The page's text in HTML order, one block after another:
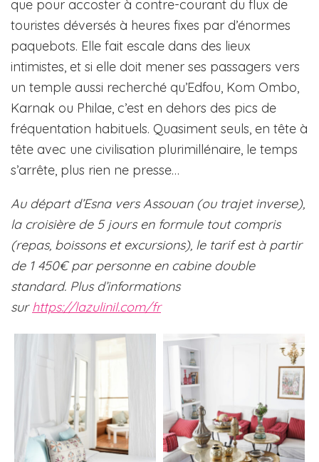
que pour accoster à contre-courant du flux de
touristes déversés à heures fixes par d’énormes
paquebots. Elle fait escale dans des lieux
intimistes, et si elle doit mener ses passagers vers
un temple aussi recherché qu’Edfou, Kom Ombo,
Karnak ou Philae, c’est en dehors des pics de
fréquentation habituels. Quasiment seuls, en tête à
tête avec une civilisation plurimillénaire, le temps
s’arrête, plus rien ne presse…
Au départ d’Esna vers Assouan (ou trajet inverse),
la croisière de 5 jours en formule tout compris
(repas, boissons et excursions), le tarif est à partir
de 1 450€ par personne en cabine double
standard. Plus d’informations
surhttps://lazulinil.com/fr